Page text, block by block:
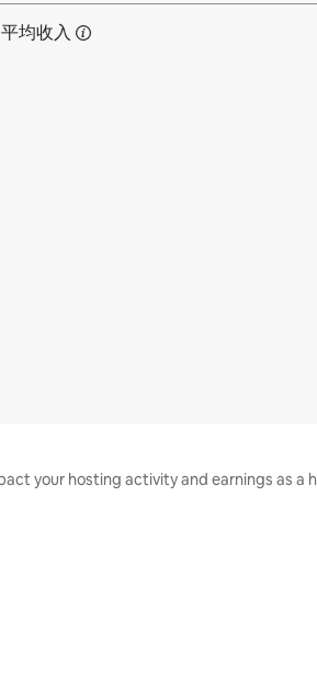
均收入
your hosting activity and earnings as a